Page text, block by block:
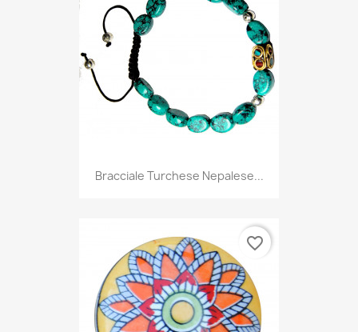
Bracciale Turchese Nepalese...
favorite_border